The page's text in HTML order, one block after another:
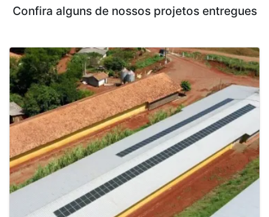
Confira alguns de nossos projetos entregues